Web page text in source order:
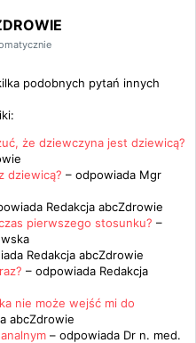
podobnych pytań innych
że dziewczyna jest dziewicą?
dziewicą? – odpowiada Mgr
Redakcja abcZdrowie
pierwszego stosunku? –
Redakcja abcZdrowie
– odpowiada Redakcja
nie może wejść mi do
abcZdrowie
– odpowiada Dr n. med.